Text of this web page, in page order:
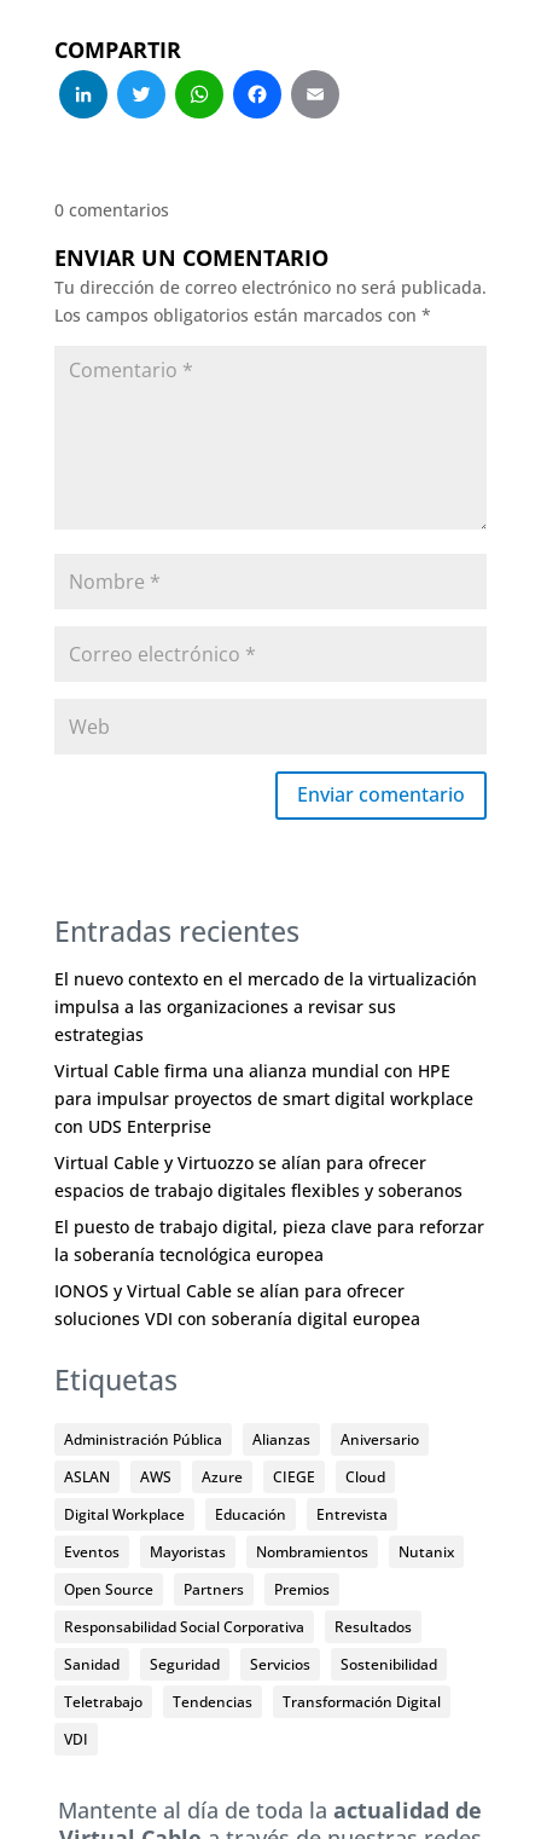
COMPARTIR
LinkedIn
Twitter
WhatsApp
Facebook
0 comentarios
ENVIAR UN COMENTARIO
Tu dirección de correo electrónico no será publicada.
Los campos obligatorios están marcados con *
Enviar comentario
Entradas recientes
El nuevo contexto en el mercado de la virtualización
impulsa a las organizaciones a revisar sus
estrategias
Virtual Cable firma una alianza mundial con HPE
para impulsar proyectos de smart digital workplace
con UDS Enterprise
Virtual Cable y Virtuozzo se alían para ofrecer
espacios de trabajo digitales flexibles y soberanos
El puesto de trabajo digital, pieza clave para reforzar
la soberanía tecnológica europea
IONOS y Virtual Cable se alían para ofrecer
soluciones VDI con soberanía digital europea
Etiquetas
Administración Pública Alianzas
Aniversario
ASLAN
AWS Azure CIEGE
Cloud
Digital Workplace
Educación
Entrevista
Eventos
Mayoristas Nombramientos
Nutanix
Open Source
Partners
Premios
Responsabilidad Social Corporativa
Resultados
Sanidad
Seguridad Servicios
Sostenibilidad
Teletrabajo
Tendencias
Transformación Digital
VDI
Mantente al día de toda laactualidad de